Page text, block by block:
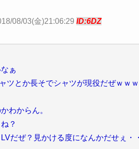
08/03(金)21:06:29 ID:6DZ
ぁ
ツとか長そでシャツが現役だぜｗｗｗ
わからん。
？
だぜ？見かける度になんかだせぇ